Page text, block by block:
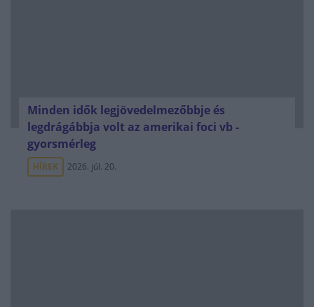
Minden idők legjövedelmezőbbje és
legdrágábbja volt az amerikai foci vb -
gyorsmérleg
HÍREK 2026. júl. 20.